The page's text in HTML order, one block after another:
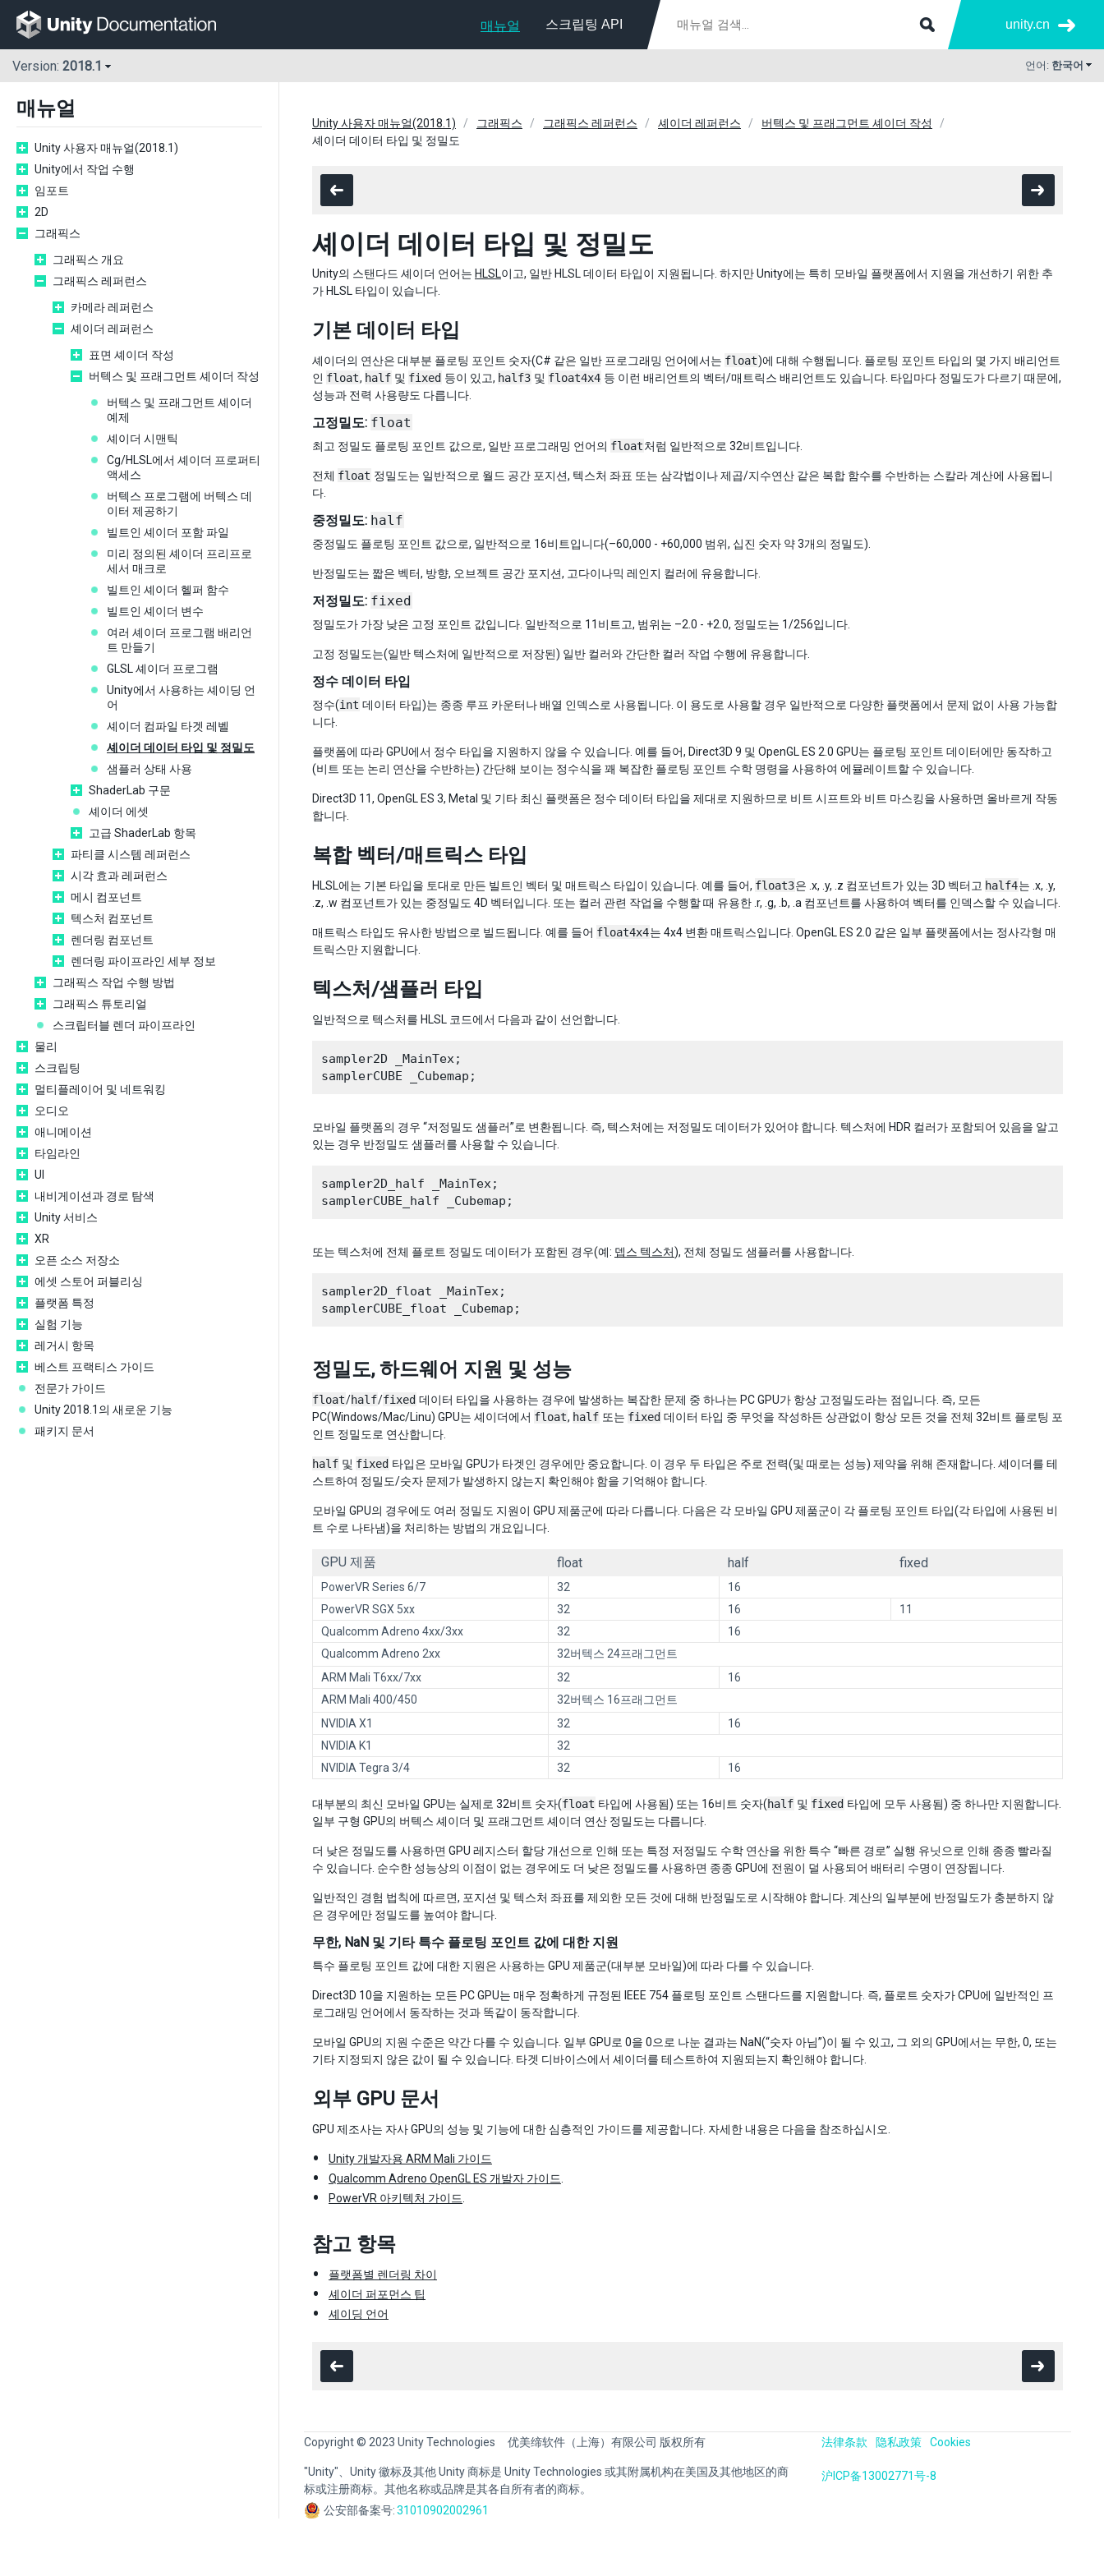
매뉴얼 스크립팅 API unity.cn
Version: 2018.1 언어: 한국어
매뉴얼
Unity 사용자 매뉴얼(2018.1)
Unity에서 작업 수행
임포트
2D
그래픽스
그래픽스 개요
그래픽스 레퍼런스
카메라 레퍼런스
셰이더 레퍼런스
표면 셰이더 작성
버텍스 및 프래그먼트 셰이더 작성
버텍스 및 프래그먼트 셰이더
예제
셰이더 시맨틱
Cg/HLSL에서 셰이더 프로퍼티
액세스
버텍스 프로그램에 버텍스 데
이터 제공하기
빌트인 셰이더 포함 파일
미리 정의된 셰이더 프리프로
세서 매크로
빌트인 셰이더 헬퍼 함수
빌트인 셰이더 변수
여러 셰이더 프로그램 배리언
트 만들기
GLSL 셰이더 프로그램
Unity에서 사용하는 셰이딩 언
어
셰이더 컴파일 타겟 레벨
셰이더 데이터 타입 및 정밀도
샘플러 상태 사용
ShaderLab 구문
셰이더 에셋
고급 ShaderLab 항목
파티클 시스템 레퍼런스
시각 효과 레퍼런스
메시 컴포넌트
텍스처 컴포넌트
렌더링 컴포넌트
렌더링 파이프라인 세부 정보
그래픽스 작업 수행 방법
그래픽스 튜토리얼
스크립터블 렌더 파이프라인
물리
스크립팅
멀티플레이어 및 네트워킹
오디오
애니메이션
타임라인
UI
내비게이션과 경로 탐색
Unity 서비스
XR
오픈 소스 저장소
에셋 스토어 퍼블리싱
플랫폼 특정
실험 기능
레거시 항목
베스트 프랙티스 가이드
전문가 가이드
Unity 2018.1의 새로운 기능
패키지 문서
Unity 사용자 매뉴얼(2018.1) 그래픽스 그래픽스 레퍼런스 셰이더 레퍼런스
버텍스 및 프래그먼트 셰이더 작성
셰이더 데이터 타입 및 정밀도
셰이더 데이터 타입 및 정밀도
Unity의 스탠다드 셰이더 언어는 HLSL이고, 일반 HLSL 데이터 타입이 지원됩니다. 하지만 Unity에는 특히 모바일 플랫폼에서 지원을 개선하기 위한 추
가 HLSL 타입이 있습니다.
기본 데이터 타입
셰이더의 연산은 대부분 플로팅 포인트 숫자(C# 같은 일반 프로그래밍 언어에서는 float)에 대해 수행됩니다. 플로팅 포인트 타입의 몇 가지 배리언트
인 float, half 및 fixed 등이 있고, half3 및 float4x4 등 이런 배리언트의 벡터/매트릭스 배리언트도 있습니다. 타입마다 정밀도가 다르기 때문에,
성능과 전력 사용량도 다릅니다.
고정밀도: float
최고 정밀도 플로팅 포인트 값으로, 일반 프로그래밍 언어의 float처럼 일반적으로 32비트입니다.
전체 float 정밀도는 일반적으로 월드 공간 포지션, 텍스처 좌표 또는 삼각법이나 제곱/지수연산 같은 복합 함수를 수반하는 스칼라 계산에 사용됩니
다.
중정밀도: half
중정밀도 플로팅 포인트 값으로, 일반적으로 16비트입니다(–60,000 - +60,000 범위, 십진 숫자 약 3개의 정밀도).
반정밀도는 짧은 벡터, 방향, 오브젝트 공간 포지션, 고다이나믹 레인지 컬러에 유용합니다.
저정밀도: fixed
정밀도가 가장 낮은 고정 포인트 값입니다. 일반적으로 11비트고, 범위는 –2.0 - +2.0, 정밀도는 1/256입니다.
고정 정밀도는(일반 텍스처에 일반적으로 저장된) 일반 컬러와 간단한 컬러 작업 수행에 유용합니다.
정수 데이터 타입
정수(int 데이터 타입)는 종종 루프 카운터나 배열 인덱스로 사용됩니다. 이 용도로 사용할 경우 일반적으로 다양한 플랫폼에서 문제 없이 사용 가능합
니다.
플랫폼에 따라 GPU에서 정수 타입을 지원하지 않을 수 있습니다. 예를 들어, Direct3D 9 및 OpenGL ES 2.0 GPU는 플로팅 포인트 데이터에만 동작하고
(비트 또는 논리 연산을 수반하는) 간단해 보이는 정수식을 꽤 복잡한 플로팅 포인트 수학 명령을 사용하여 에뮬레이트할 수 있습니다.
Direct3D 11, OpenGL ES 3, Metal 및 기타 최신 플랫폼은 정수 데이터 타입을 제대로 지원하므로 비트 시프트와 비트 마스킹을 사용하면 올바르게 작동
합니다.
복합 벡터/매트릭스 타입
HLSL에는 기본 타입을 토대로 만든 빌트인 벡터 및 매트릭스 타입이 있습니다. 예를 들어, float3은 .x, .y, .z 컴포넌트가 있는 3D 벡터고 half4는 .x, .y,
.z, .w 컴포넌트가 있는 중정밀도 4D 벡터입니다. 또는 컬러 관련 작업을 수행할 때 유용한 .r, .g, .b, .a 컴포넌트를 사용하여 벡터를 인덱스할 수 있습니다.
매트릭스 타입도 유사한 방법으로 빌드됩니다. 예를 들어 float4x4는 4x4 변환 매트릭스입니다. OpenGL ES 2.0 같은 일부 플랫폼에서는 정사각형 매
트릭스만 지원합니다.
텍스처/샘플러 타입
일반적으로 텍스처를 HLSL 코드에서 다음과 같이 선언합니다.
sampler2D _MainTex;
모바일 플랫폼의 경우 “저정밀도 샘플러”로 변환됩니다. 즉, 텍스처에는 저정밀도 데이터가 있어야 합니다. 텍스처에 HDR 컬러가 포함되어 있음을 알고
있는 경우 반정밀도 샘플러를 사용할 수 있습니다.
sampler2D_half _MainTex;
또는 텍스처에 전체 플로트 정밀도 데이터가 포함된 경우(예: 뎁스 텍스처), 전체 정밀도 샘플러를 사용합니다.
sampler2D_float _MainTex;
정밀도, 하드웨어 지원 및 성능
float/half/fixed 데이터 타입을 사용하는 경우에 발생하는 복잡한 문제 중 하나는 PC GPU가 항상 고정밀도라는 점입니다. 즉, 모든
PC(Windows/Mac/Linu) GPU는 셰이더에서 float, half 또는 fixed 데이터 타입 중 무엇을 작성하든 상관없이 항상 모든 것을 전체 32비트 플로팅 포
인트 정밀도로 연산합니다.
half 및 fixed 타입은 모바일 GPU가 타겟인 경우에만 중요합니다. 이 경우 두 타입은 주로 전력(및 때로는 성능) 제약을 위해 존재합니다. 셰이더를 테
스트하여 정밀도/숫자 문제가 발생하지 않는지 확인해야 함을 기억해야 합니다.
모바일 GPU의 경우에도 여러 정밀도 지원이 GPU 제품군에 따라 다릅니다. 다음은 각 모바일 GPU 제품군이 각 플로팅 포인트 타입(각 타입에 사용된 비
트 수로 나타냄)을 처리하는 방법의 개요입니다.
GPU 제품 float half fixed
PowerVR Series 6/7 32
16
PowerVR SGX 5xx
32 16
11
Qualcomm Adreno 4xx/3xx
32
16
Qualcomm Adreno 2xx
32버텍스 24프래그먼트
ARM Mali T6xx/7xx
32
16
ARM Mali 400/450
32버텍스 16프래그먼트
NVIDIA X1
32
16
NVIDIA K1
32
NVIDIA Tegra 3/4
32 16
대부분의 최신 모바일 GPU는 실제로 32비트 숫자(float 타입에 사용됨) 또는 16비트 숫자(half 및 fixed 타입에 모두 사용됨) 중 하나만 지원합니다.
일부 구형 GPU의 버텍스 셰이더 및 프래그먼트 셰이더 연산 정밀도는 다릅니다.
더 낮은 정밀도를 사용하면 GPU 레지스터 할당 개선으로 인해 또는 특정 저정밀도 수학 연산을 위한 특수 “빠른 경로” 실행 유닛으로 인해 종종 빨라질
수 있습니다. 순수한 성능상의 이점이 없는 경우에도 더 낮은 정밀도를 사용하면 종종 GPU에 전원이 덜 사용되어 배터리 수명이 연장됩니다.
일반적인 경험 법칙에 따르면, 포지션 및 텍스처 좌표를 제외한 모든 것에 대해 반정밀도로 시작해야 합니다. 계산의 일부분에 반정밀도가 충분하지 않
은 경우에만 정밀도를 높여야 합니다.
무한, NaN 및 기타 특수 플로팅 포인트 값에 대한 지원
특수 플로팅 포인트 값에 대한 지원은 사용하는 GPU 제품군(대부분 모바일)에 따라 다를 수 있습니다.
Direct3D 10을 지원하는 모든 PC GPU는 매우 정확하게 규정된 IEEE 754 플로팅 포인트 스탠다드를 지원합니다. 즉, 플로트 숫자가 CPU에 일반적인 프
로그래밍 언어에서 동작하는 것과 똑같이 동작합니다.
모바일 GPU의 지원 수준은 약간 다를 수 있습니다. 일부 GPU로 0을 0으로 나눈 결과는 NaN(“숫자 아님”)이 될 수 있고, 그 외의 GPU에서는 무한, 0, 또는
기타 지정되지 않은 값이 될 수 있습니다. 타겟 디바이스에서 셰이더를 테스트하여 지원되는지 확인해야 합니다.
외부 GPU 문서
GPU 제조사는 자사 GPU의 성능 및 기능에 대한 심층적인 가이드를 제공합니다. 자세한 내용은 다음을 참조하십시오.
Unity 개발자용 ARM Mali 가이드
Qualcomm Adreno OpenGL ES 개발자 가이드
PowerVR 아키텍처 가이드
참고 항목
플랫폼별 렌더링 차이
셰이더 퍼포먼스 팁
셰이딩 언어
Copyright © 2023 Unity Technologies 优美缔软件（上海）有限公司 版权所有
"Unity"、Unity 徽标及其他 Unity 商标是 Unity Technologies 或其附属机构在美国及其他地区的商
标或注册商标。其他名称或品牌是其各自所有者的商标。
公安部备案号:31010902002961
法律条款 隐私政策 Cookies
沪ICP备13002771号-8